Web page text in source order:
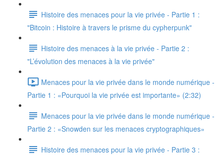
Histoire des menaces pour la vie privée - Partie 1 :
"Bitcoin : Histoire à travers le prisme du cypherpunk"
Histoire des menaces à la vie privée - Partie 2 :
"L’évolution des menaces à la vie privée"
Menaces pour la vie privée dans le monde numérique -
Partie 1 : «Pourquoi la vie privée est importante» (2:32)
Menaces pour la vie privée dans le monde numérique -
Partie 2 : «Snowden sur les menaces cryptographiques»
Histoire des menaces pour la vie privée - Partie 3 :